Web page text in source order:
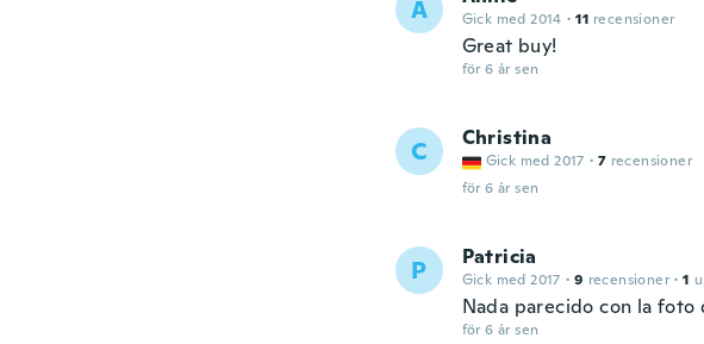
A Gick med 2014 · 11 recensioner
Great buy!
för 6 år sen
C Christina
Gick med 2017 · 7 recensioner
för 6 år sen
P Patricia
Gick med 2017 · 9 recensioner · 1
Nada parecido con la foto
för 6 år sen